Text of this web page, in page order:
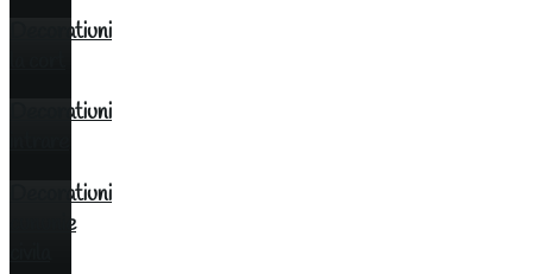
Decoratiuni
Decoratiuni
Decoratiuni
cununie